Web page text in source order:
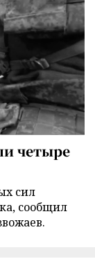
четыре
сил
сообщил